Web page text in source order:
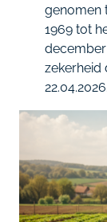
genomen
1969 tot
zekerheid
22.04.2026.